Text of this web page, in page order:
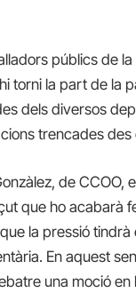
públics de
torni la part de la
dels diversos
trencades
de CCOO,
que ho acabarà
la pressió
En aquest
una moció